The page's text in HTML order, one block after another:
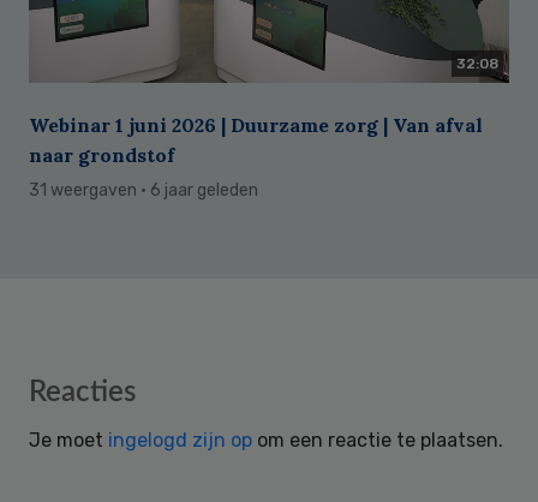
32:08
Webinar 1 juni 2026 | Duurzame zorg | Van afval
naar grondstof
31 weergaven · 6 jaar geleden
Reader
Reacties
Je moet ingelogd zijn op om een reactie te plaatsen.